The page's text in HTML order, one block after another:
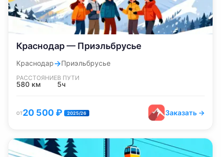
Краснодар — Приэльбрусье
Краснодар→Приэльбрусье
РАССТОЯНИЕ
580 км
В ПУТИ
5ч
от20 500₽ 2025/26 Заказать →